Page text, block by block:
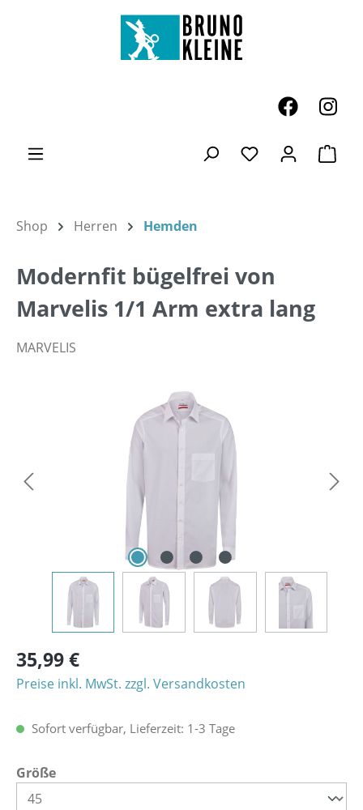
Zum Hauptinhalt springen
Du hast 0
Shop Herren Hemden
Modernfit bügelfrei von
Marvelis 1/1 Arm extra lang
MARVELIS
Bildergalerie überspringen
35,99 €
Preise inkl. MwSt. zzgl. Versandkosten
Sofort verfügbar, Lieferzeit: 1-3 Tage
Größeauswählen